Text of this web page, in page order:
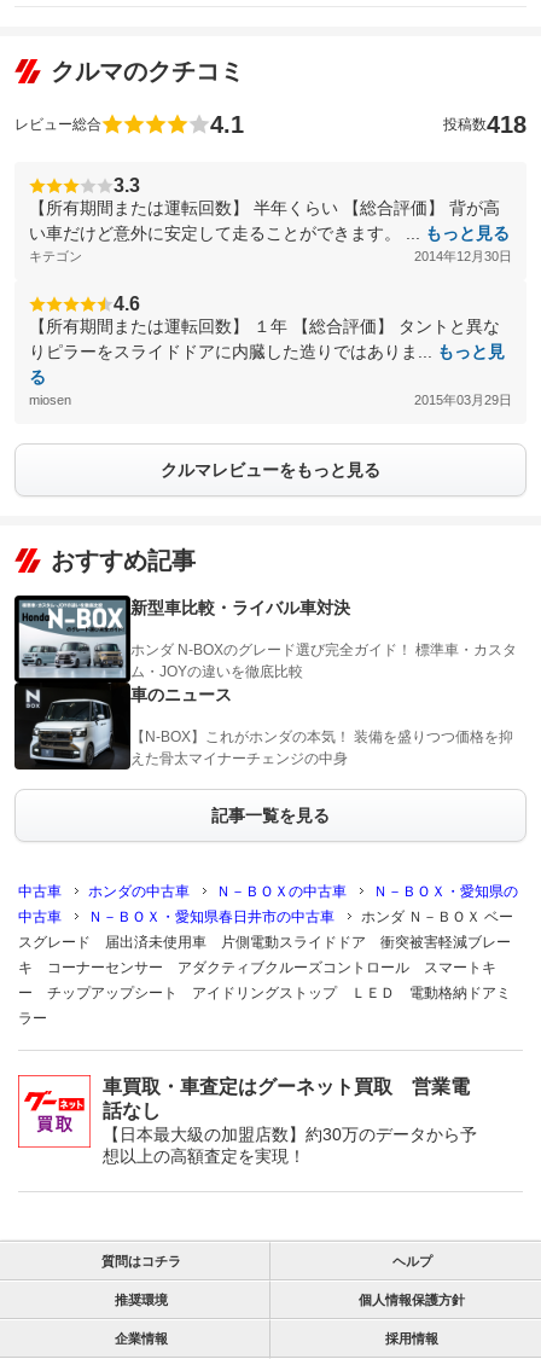
クルマのクチコミ
レビュー総合 4.1 投稿数418
3.3
【所有期間または運転回数】 半年くらい 【総合評価】 背が高
い車だけど意外に安定して走ることができます。 ...
もっと見る
キテゴン 2014年12月30日
4.6
【所有期間または運転回数】 １年 【総合評価】 タントと異な
りピラーをスライドドアに内臓した造りではありま...
もっと見
る
miosen 2015年03月29日
クルマレビューをもっと見る
おすすめ記事
新型車比較・ライバル車対決
ホンダ N-BOXのグレード選び完全ガイド！ 標準車・カスタ
ム・JOYの違いを徹底比較
車のニュース
【N-BOX】これがホンダの本気！ 装備を盛りつつ価格を抑
えた骨太マイナーチェンジの中身
記事一覧を見る
中古車 ホンダの中古車 Ｎ－ＢＯＸの中古車
Ｎ－ＢＯＸ・愛知県の
中古車
Ｎ－ＢＯＸ・愛知県春日井市の中古車
ホンダ Ｎ－ＢＯＸ ベー
スグレード 届出済未使用車 片側電動スライドドア 衝突被害軽減ブレー
キ コーナーセンサー アダクティブクルーズコントロール スマートキ
ー チップアップシート アイドリングストップ ＬＥＤ 電動格納ドアミ
ラー
車買取・車査定はグーネット買取 営業電
話なし
【日本最大級の加盟店数】約30万のデータから予
想以上の高額査定を実現！
質問はコチラ ヘルプ
推奨環境 個人情報保護方針
企業情報 採用情報